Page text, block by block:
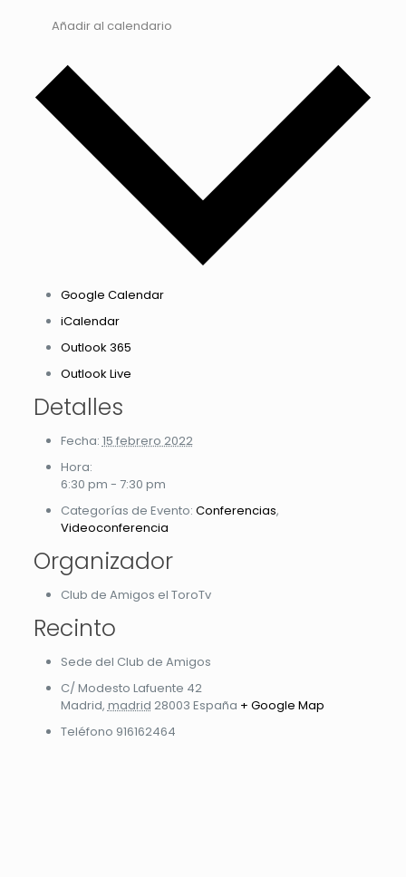
Añadir al calendario
Google Calendar
iCalendar
Outlook 365
Outlook Live
Detalles
Fecha: 15 febrero 2022
Hora:
6:30 pm - 7:30 pm
Categorías de Evento: Conferencias,
Videoconferencia
Organizador
Club de Amigos el ToroTv
Recinto
Sede del Club de Amigos
C/ Modesto Lafuente 42
Madrid, madrid 28003 España + Google Map
Teléfono 916162464